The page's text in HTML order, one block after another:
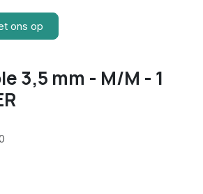
ons op
3,5 mm - M/M - 1